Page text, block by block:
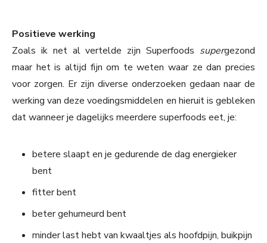
Positieve werking
Zoals ik net al vertelde zijn Superfoods supergezond
maar het is altijd fijn om te weten waar ze dan precies
voor zorgen. Er zijn diverse onderzoeken gedaan naar de
werking van deze voedingsmiddelen en hieruit is gebleken
dat wanneer je dagelijks meerdere superfoods eet, je:
betere slaapt en je gedurende de dag energieker
bent
fitter bent
beter gehumeurd bent
minder last hebt van kwaaltjes als hoofdpijn, buikpijn